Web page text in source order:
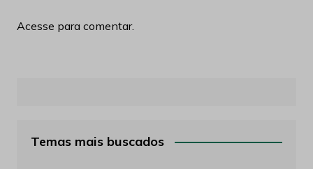
Acesse para comentar.
Temas mais buscados